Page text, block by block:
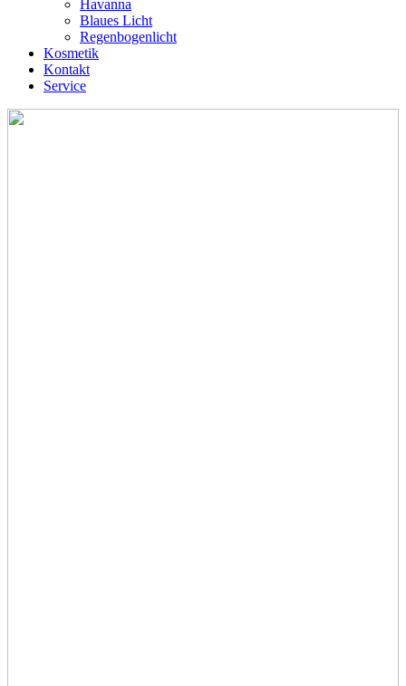
Havanna
Blaues Licht
Regenbogenlicht
Kosmetik
Kontakt
Service